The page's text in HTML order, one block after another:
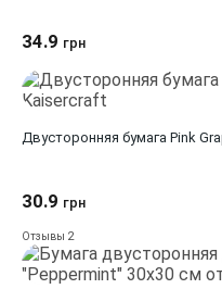
34.9 грн
Двусторонняя бумага Pink
30.9 грн
Отзывы 2